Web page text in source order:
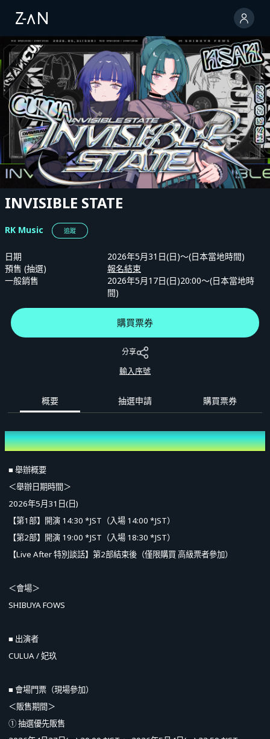
INVISIBLE STATE
RK Music 追蹤
日期
2026年5月31日(日)〜(日本當地時間)
預售 (抽選)
報名結束
一般銷售
2026年5月17日(日)20:00〜(日本當地時
間)
購買票券
分享
輸入序號
概要 抽選申請 購買票券
概要
■ 舉辦概要
＜舉辦日期時間＞
2026年5月31日(日)
【第1部】開演 14:30 *JST（入場 14:00 *JST）
【第2部】開演 19:00 *JST（入場 18:30 *JST）
【Live After 特別談話】第2部結束後（僅限購買 高級票者參加）
＜會場＞
SHIBUYA FOWS
■ 出演者
CULUA / 妃玖
■ 會場門票（現場參加）
＜販售期間＞
① 抽選優先販售